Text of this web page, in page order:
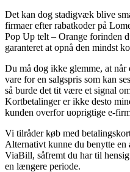
Det kan dog stadigvæk blive
firmaer efter rabatkoder på
Pop Up telt – Orange forinden
garanteret at opnå den mindst
Du må dog ikke glemme, at når
vare for en salgspris som kan
så burde det tit være et signal
Kortbetalinger er ikke desto
kunden overfor uoprigtige e-
Vi tilråder køb med
Alternativt kunne du benytte en
ViaBill, såfremt du har til
en længere periode.